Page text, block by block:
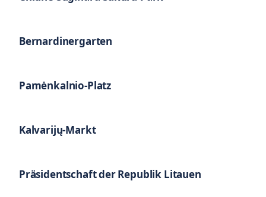
Bernardinergarten
Pamėnkalnio-Platz
Kalvarijų-Markt
Präsidentschaft der Republik Litauen